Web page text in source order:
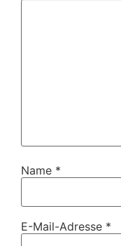
Name *
E-Mail-Adresse *